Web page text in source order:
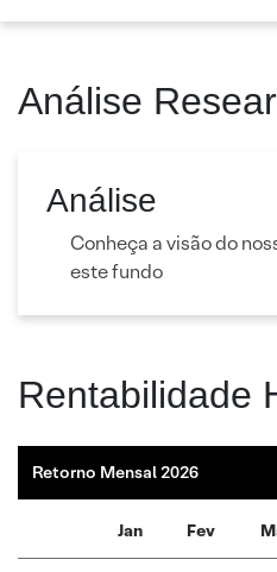
Análise
Análise
Conheça a visão do
este fundo
Rentabilidade
Retorno Mensal 2026
Jan Fev